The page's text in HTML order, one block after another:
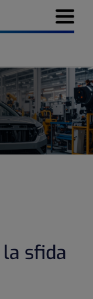
Menu di
sfida